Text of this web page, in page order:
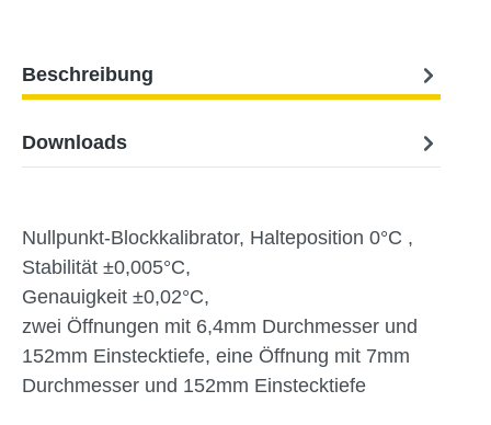
Beschreibung
Downloads
Nullpunkt-Blockkalibrator, Halteposition 0°C ,
Stabilität ±0,005°C,
Genauigkeit ±0,02°C,
zwei Öffnungen mit 6,4mm Durchmesser und
152mm Einstecktiefe, eine Öffnung mit 7mm
Durchmesser und 152mm Einstecktiefe